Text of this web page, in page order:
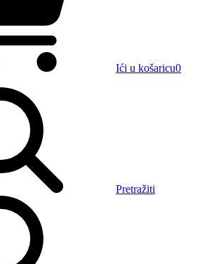
Ići u košaricu0
Pretražiti